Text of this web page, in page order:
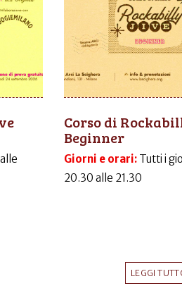
Corso di
Beginner
Giorni e orari: Tutti i
20.30 alle 21.30
LEGGI